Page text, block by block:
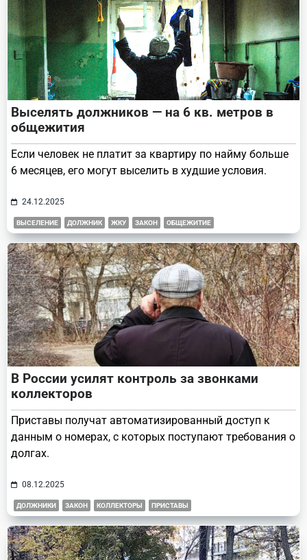
Выселять должников — на 6 кв. метров в
общежития
Если человек не платит за квартиру по найму больше
6 месяцев, его могут выселить в худшие условия.
24.12.2025
ВЫСЕЛЕНИЕ ДОЛЖНИК ЖКУ ЗАКОН ОБЩЕЖИТИЕ
В России усилят контроль за звонками
коллекторов
Приставы получат автоматизированный доступ к
данным о номерах, с которых поступают требования о
долгах.
08.12.2025
ДОЛЖНИКИ ЗАКОН КОЛЛЕКТОРЫ ПРИСТАВЫ